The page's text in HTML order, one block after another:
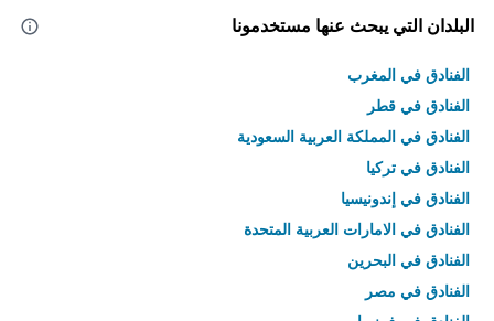
البلدان التي يبحث عنها مستخدمونا
الفنادق في المغرب
الفنادق في قطر
الفنادق في المملكة العربية السعودية
الفنادق في تركيا
الفنادق في إندونيسيا
الفنادق في الامارات العربية المتحدة
الفنادق في البحرين
الفنادق في مصر